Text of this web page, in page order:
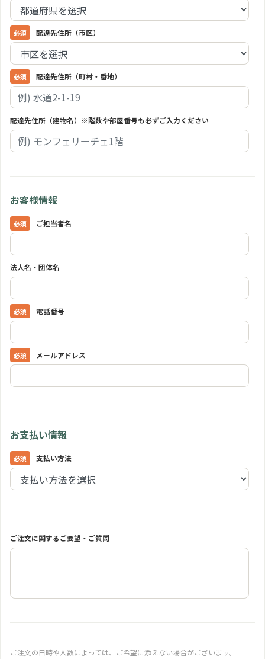
配達先住所（市区）
配達先住所（町村・番地）
配達先住所（建物名）※階数や部屋番号も必ずご入力ください
お客様情報
ご担当者名
法人名・団体名
電話番号
メールアドレス
お支払い情報
支払い方法
ご注文に関するご要望・ご質問
ご注文の日時や人数によっては、ご希望に添えない場合がございます。